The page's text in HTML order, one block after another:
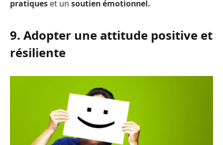
pratiques et un soutien émotionnel.
9. Adopter une attitude positive et
résiliente